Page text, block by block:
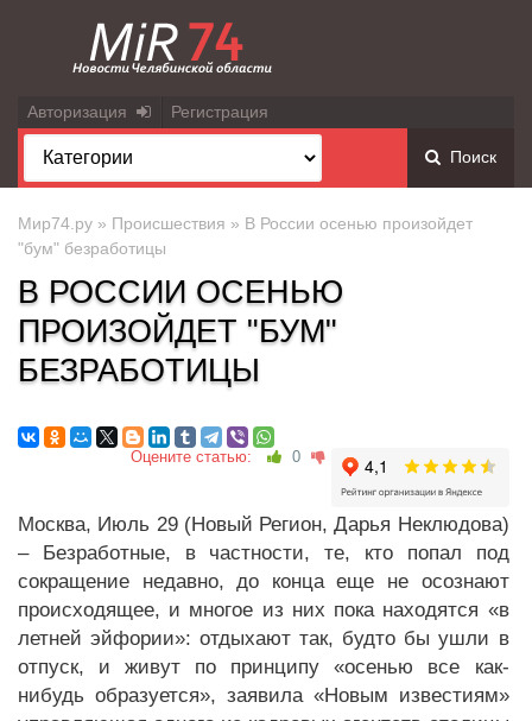
Авторизация Регистрация
Поиск
Мир74.ру » Происшествия » В России осенью произойдет
"бум" безработицы
В РОССИИ ОСЕНЬЮ
ПРОИЗОЙДЕТ "БУМ"
БЕЗРАБОТИЦЫ
Оцените статью: 0
Москва, Июль 29 (Новый Регион, Дарья Неклюдова)
– Безработные, в частности, те, кто попал под
сокращение недавно, до конца еще не осознают
происходящее, и многое из них пока находятся «в
летней эйфории»: отдыхают так, будто бы ушли в
отпуск, и живут по принципу «осенью все как-
нибудь образуется», заявила «Новым известиям»